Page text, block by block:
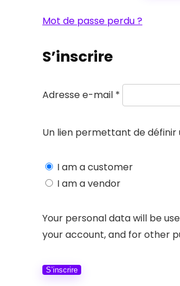
Mot de passe perdu ?
S’inscrire
Adresse e-mail *
Un lien permettant de définir
I am a customer
I am a vendor
Your personal data will be
your account, and for other
S’inscrire